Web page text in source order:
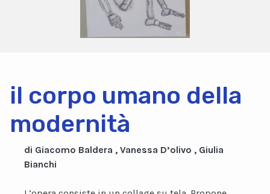
il corpo umano della
modernità
di Giacomo Baldera , Vanessa D’olivo , Giulia
Bianchi